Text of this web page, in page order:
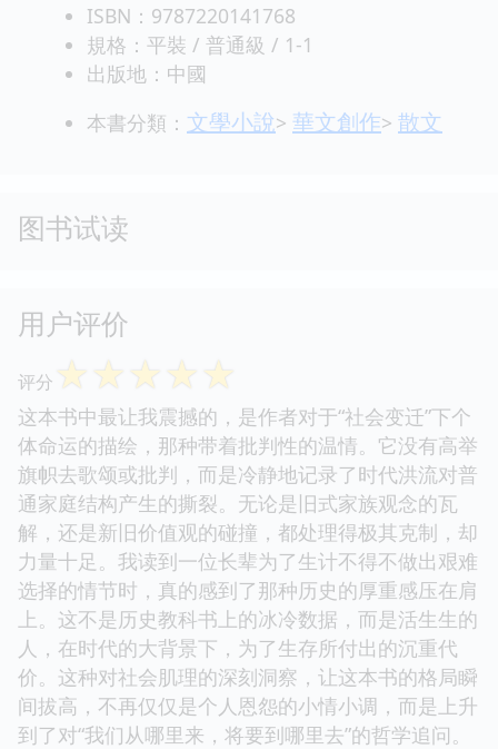
ISBN：9787220141768
規格：平裝 / 普通級 / 1-1
出版地：中國
本書分類： 文學小說> 華文創作> 散文
图书试读
用户评价
评分 ☆☆☆☆☆
这本书中最让我震撼的，是作者对于“社会变迁”下个
体命运的描绘，那种带着批判性的温情。它没有高举
旗帜去歌颂或批判，而是冷静地记录了时代洪流对普
通家庭结构产生的撕裂。无论是旧式家族观念的瓦
解，还是新旧价值观的碰撞，都处理得极其克制，却
力量十足。我读到一位长辈为了生计不得不做出艰难
选择的情节时，真的感到了那种历史的厚重感压在肩
上。这不是历史教科书上的冰冷数据，而是活生生的
人，在时代的大背景下，为了生存所付出的沉重代
价。这种对社会肌理的深刻洞察，让这本书的格局瞬
间拔高，不再仅仅是个人恩怨的小情小调，而是上升
到了对“我们从哪里来，将要到哪里去”的哲学追问。